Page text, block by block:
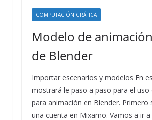
COMPUTACIÓN GRÁFICA
Modelo de
de Blender
Importar escenarios y modelos En
mostrará le paso a paso para el uso
para animación en Blender. Primero
una cuenta en Mixamo. Vamos a ir a